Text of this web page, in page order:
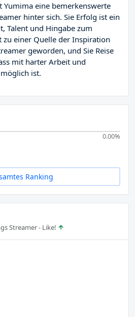
Yumima eine bemerkenswerte
hinter sich. Sie Erfolg ist ein
Talent und Hingabe zum
zu einer Quelle der Inspiration
geworden, und Sie Reise
mit harter Arbeit und
ist.
0.00%
Ranking
Streamer - Like!